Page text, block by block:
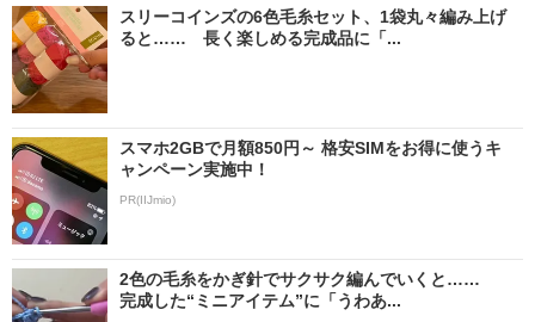
スリーコインズの6色毛糸セット、1袋丸々編み上げ
ると…… 長く楽しめる完成品に「...
スマホ2GBで月額850円～ 格安SIMをお得に使うキ
ャンペーン実施中！
PR(IIJmio)
2色の毛糸をかぎ針でサクサク編んでいくと……
完成した“ミニアイテム”に「うわあ...